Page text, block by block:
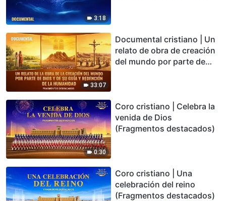
3:18
33:07
Documental cristiano | Un
relato de obra de creación
del mundo por parte de
0:30
Coro cristiano | Celebra la
venida de Dios
(Fragmentos destacados)
Coro cristiano | Una
celebración del reino
(Fragmentos destacados)